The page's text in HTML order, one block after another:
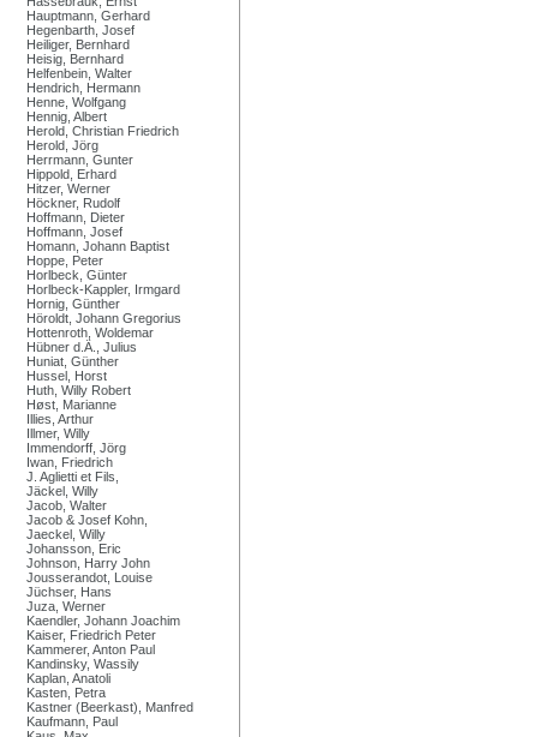
Hauptmann, Gerhard
Hegenbarth, Josef
Heiliger, Bernhard
Heisig, Bernhard
Helfenbein, Walter
Hendrich, Hermann
Henne, Wolfgang
Hennig, Albert
Herold, Christian Friedrich
Herold, Jörg
Herrmann, Gunter
Hippold, Erhard
Hitzer, Werner
Höckner, Rudolf
Hoffmann, Dieter
Hoffmann, Josef
Homann, Johann Baptist
Hoppe, Peter
Horlbeck, Günter
Horlbeck-Kappler, Irmgard
Hornig, Günther
Höroldt, Johann Gregorius
Hottenroth, Woldemar
Hübner d.Ä., Julius
Huniat, Günther
Hussel, Horst
Huth, Willy Robert
Høst, Marianne
Illies, Arthur
Illmer, Willy
Immendorff, Jörg
Iwan, Friedrich
J. Aglietti et Fils,
Jäckel, Willy
Jacob, Walter
Jacob & Josef Kohn,
Jaeckel, Willy
Johansson, Eric
Johnson, Harry John
Jousserandot, Louise
Jüchser, Hans
Juza, Werner
Kaendler, Johann Joachim
Kaiser, Friedrich Peter
Kammerer, Anton Paul
Kandinsky, Wassily
Kaplan, Anatoli
Kasten, Petra
Kastner (Beerkast), Manfred
Kaufmann, Paul